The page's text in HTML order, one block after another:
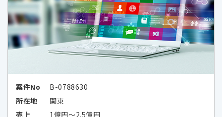
その他お客様にとって参考となるべき情報は、
以下のとおりです。
Google LLC（所在国：アメリカ合衆国 カ
リフォルニア州）
アメリカ合衆国（連邦）における個人情
報保護に関する制度
（https://www.ppc.go.jp/files/pdf/
USA_report.pdf）
案件No
B-0788630
所在地
関東
売上
1億円～2.5億円